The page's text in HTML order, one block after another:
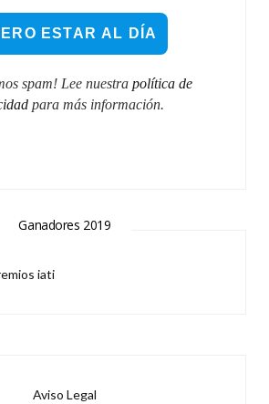
spam! Lee nuestra política de
para más información.
Ganadores 2019
Aviso Legal